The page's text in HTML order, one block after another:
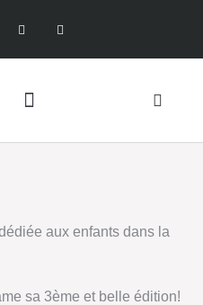
aux enfants dans la
sa 3ème et belle édition!